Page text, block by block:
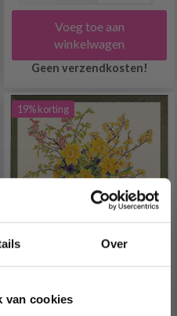
Over
van cookies
Voeg toe aan
winkelwagen
Geen verzendkosten!
19% korting